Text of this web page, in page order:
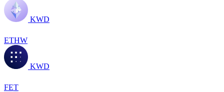
KWD
ETHW
KWD
FET